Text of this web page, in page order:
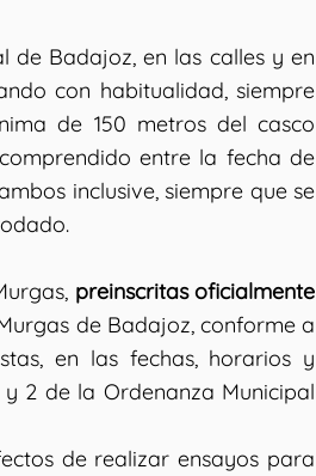
de Badajoz, en las calles y en
con habitualidad, siempre
de 150 metros del casco
entre la fecha de
inclusive, siempre que se
preinscritas oficialmente
de Badajoz, conforme a
en las fechas, horarios y
2 de la Ordenanza Municipal
de realizar ensayos para